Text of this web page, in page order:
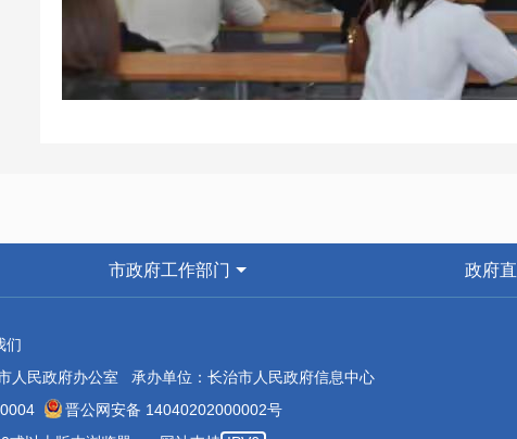
务，以“集成办与集约化国标，高效推进‘一件事’落地实操
市政府工作部门 政府
们
人民政府办公室 承办单位：长治市人民政府信息中心
晋公网安备 14040202000002号